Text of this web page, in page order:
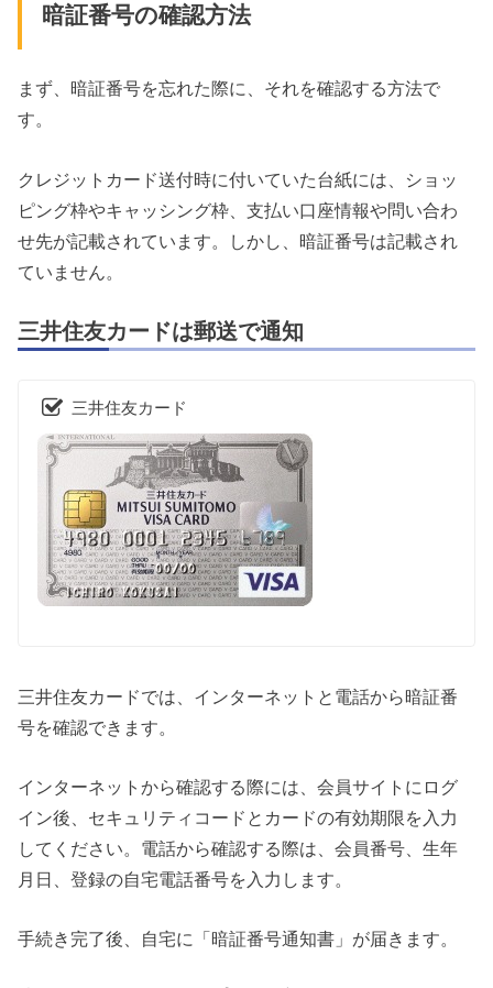
暗証番号の確認方法
まず、暗証番号を忘れた際に、それを確認する方法で
す。
クレジットカード送付時に付いていた台紙には、ショッ
ピング枠やキャッシング枠、支払い口座情報や問い合わ
せ先が記載されています。しかし、暗証番号は記載され
ていません。
三井住友カードは郵送で通知
三井住友カード
三井住友カードでは、インターネットと電話から暗証番
号を確認できます。
インターネットから確認する際には、会員サイトにログ
イン後、セキュリティコードとカードの有効期限を入力
してください。電話から確認する際は、会員番号、生年
月日、登録の自宅電話番号を入力します。
手続き完了後、自宅に「暗証番号通知書」が届きます。